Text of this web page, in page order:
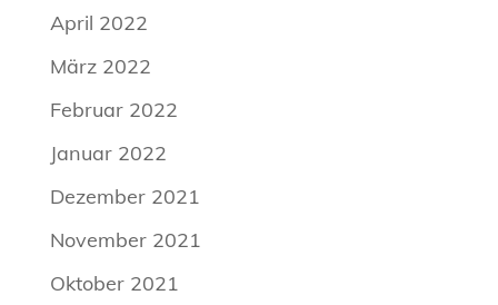
April 2022
März 2022
Februar 2022
Januar 2022
Dezember 2021
November 2021
Oktober 2021